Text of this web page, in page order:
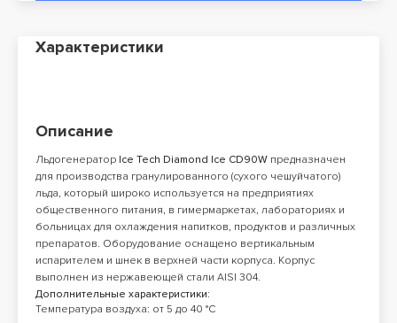
Характеристики
Описание
Льдогенератор Ice Tech Diamond Ice CD90W предназначен
для производства гранулированного (сухого чешуйчатого)
льда, который широко используется на предприятиях
общественного питания, в гимермаркетах, лабораториях и
больницах для охлаждения напитков, продуктов и различных
препаратов. Оборудование оснащено вертикальным
испарителем и шнек в верхней части корпуса. Корпус
выполнен из нержавеющей стали AISI 304.
Дополнительные характеристики:
Температура воздуха: от 5 до 40 °С